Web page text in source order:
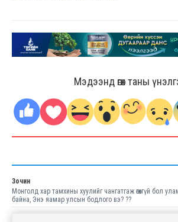
Мэдээнд өгөх таны
Зочин
Монголд хар тамхины хуулийг чангатгаж өгөхгүй бол
байна, Энэ яамар улсын бодлого вэ? ??